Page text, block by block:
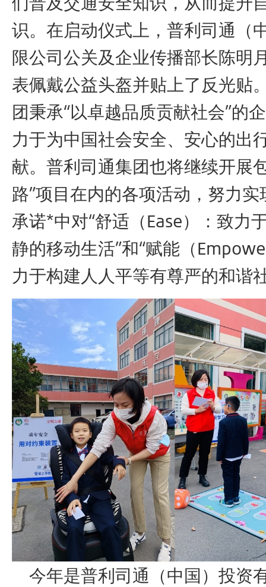
识。在启动仪式上，普利司通（
限公司公关及企业传播部长陈明
表佩戴公益头盔并贴上了反光贴
团秉承“以卓越品质贡献社会”的
力于为中国社会安全、安心的出
献。普利司通集团也将继续开展
路”项目在内的各项活动，努力实
承诺*中对“舒适（Ease）：致力
静的移动生活”和“赋能（
力于构建人人平等有尊严的和谐
今年是普利司通（中国）投资